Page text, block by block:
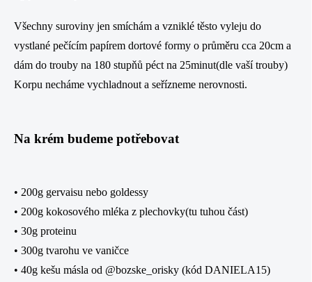
Všechny suroviny jen smíchám a vzniklé těsto vyleju do
vystlané pečícím papírem dortové formy o průměru cca 20cm a
dám do trouby na 180 stupňů péct na 25minut(dle vaší trouby)
Korpu necháme vychladnout a seřízneme nerovnosti.
Na krém budeme potřebovat
• 200g gervaisu nebo goldessy
• 200g kokosového mléka z plechovky(tu tuhou část)
• 30g proteinu
• 300g tvarohu ve vaničce
• 40g kešu másla od @bozske_orisky (kód DANIELA15)